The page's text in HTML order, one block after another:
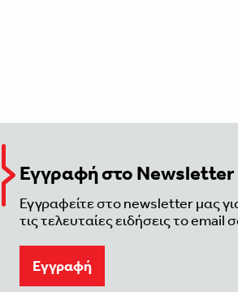
Εγγραφή στο Newsletter
Εγγραφείτε στο newsletter μας
τις τελευταίες ειδήσεις το email
Eγγραφή